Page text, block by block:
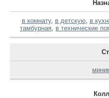
в комнату, в детскую, в
тамбурная в технические